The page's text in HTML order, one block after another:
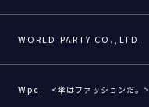
WORLD PARTY CO.,LTD.
Wpc. <傘はファッションだ。>